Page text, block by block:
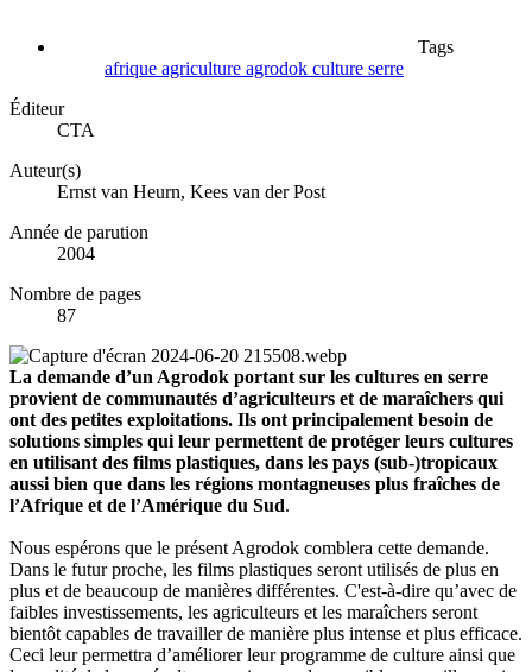
Tags
afrique agriculture agrodok culture serre
Éditeur
CTA
Auteur(s)
Ernst van Heurn, Kees van der Post
Année de parution
2004
Nombre de pages
87
La demande d’un Agrodok portant sur les cultures en serre
provient de communautés d’agriculteurs et de maraîchers qui
ont des petites exploitations. Ils ont principalement besoin de
solutions simples qui leur permettent de protéger leurs cultures
en utilisant des films plastiques, dans les pays (sub-)tropicaux
aussi bien que dans les régions montagneuses plus fraîches de
l’Afrique et de l’Amérique du Sud.
Nous espérons que le présent Agrodok comblera cette demande.
Dans le futur proche, les films plastiques seront utilisés de plus en
plus et de beaucoup de manières différentes. C'est-à-dire qu’avec de
faibles investissements, les agriculteurs et les maraîchers seront
bientôt capables de travailler de manière plus intense et plus efficace.
Ceci leur permettra d’améliorer leur programme de culture ainsi que